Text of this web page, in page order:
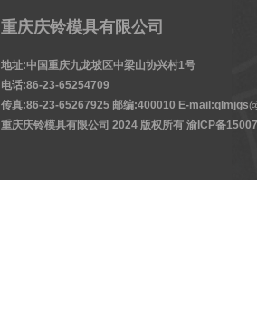
重庆庆铃模具有限公司
地址:中国重庆九龙坡区中梁山协兴村1号
电话:86-23-65254709
传真:86-23-65267925 邮编:400010 E-
重庆庆铃模具有限公司 2024 版权所有 渝ICP备